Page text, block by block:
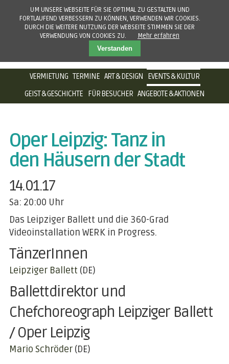
NAVIGATION
ÜBERSPRINGEN
VERMIETUNG TERMINE ART & DESIGN
EVENTS & KULTUR
GEIST & GESCHICHTE
FÜR BESUCHER ANGEBOTE & AKTIONEN
Oper Leipzig: Tanz in
den Häusern der Stadt
14.01.17
Sa: 20:00 Uhr
Das Leipziger Ballett und die 360-Grad
Videoinstallation WERK in Progress.
TänzerInnen
Leipziger Ballett (DE)
Ballettdirektor und
Chefchoreograph Leipziger Ballett
/ Oper Leipzig
Mario Schröder (DE)
UM UNSERE WEBSEITE FÜR SIE OPTIMAL ZU GESTALTEN UND
FORTLAUFEND VERBESSERN ZU KÖNNEN, VERWENDEN WIR COOKIES.
DURCH DIE WEITERE NUTZUNG DER WEBSEITE STIMMEN SIE DER
VERWENDUNG VON COOKIES ZU.
Mehr erfahren
Verstanden